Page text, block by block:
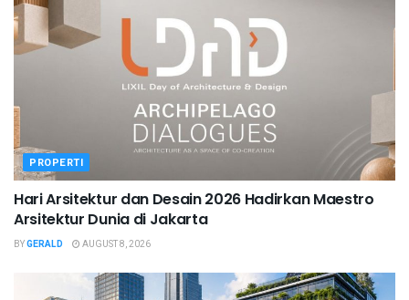
PROPERTI
Hari Arsitektur dan Desain 2026 Hadirkan Maestro
Arsitektur Dunia di Jakarta
BYGERALD AUGUST 8, 2026